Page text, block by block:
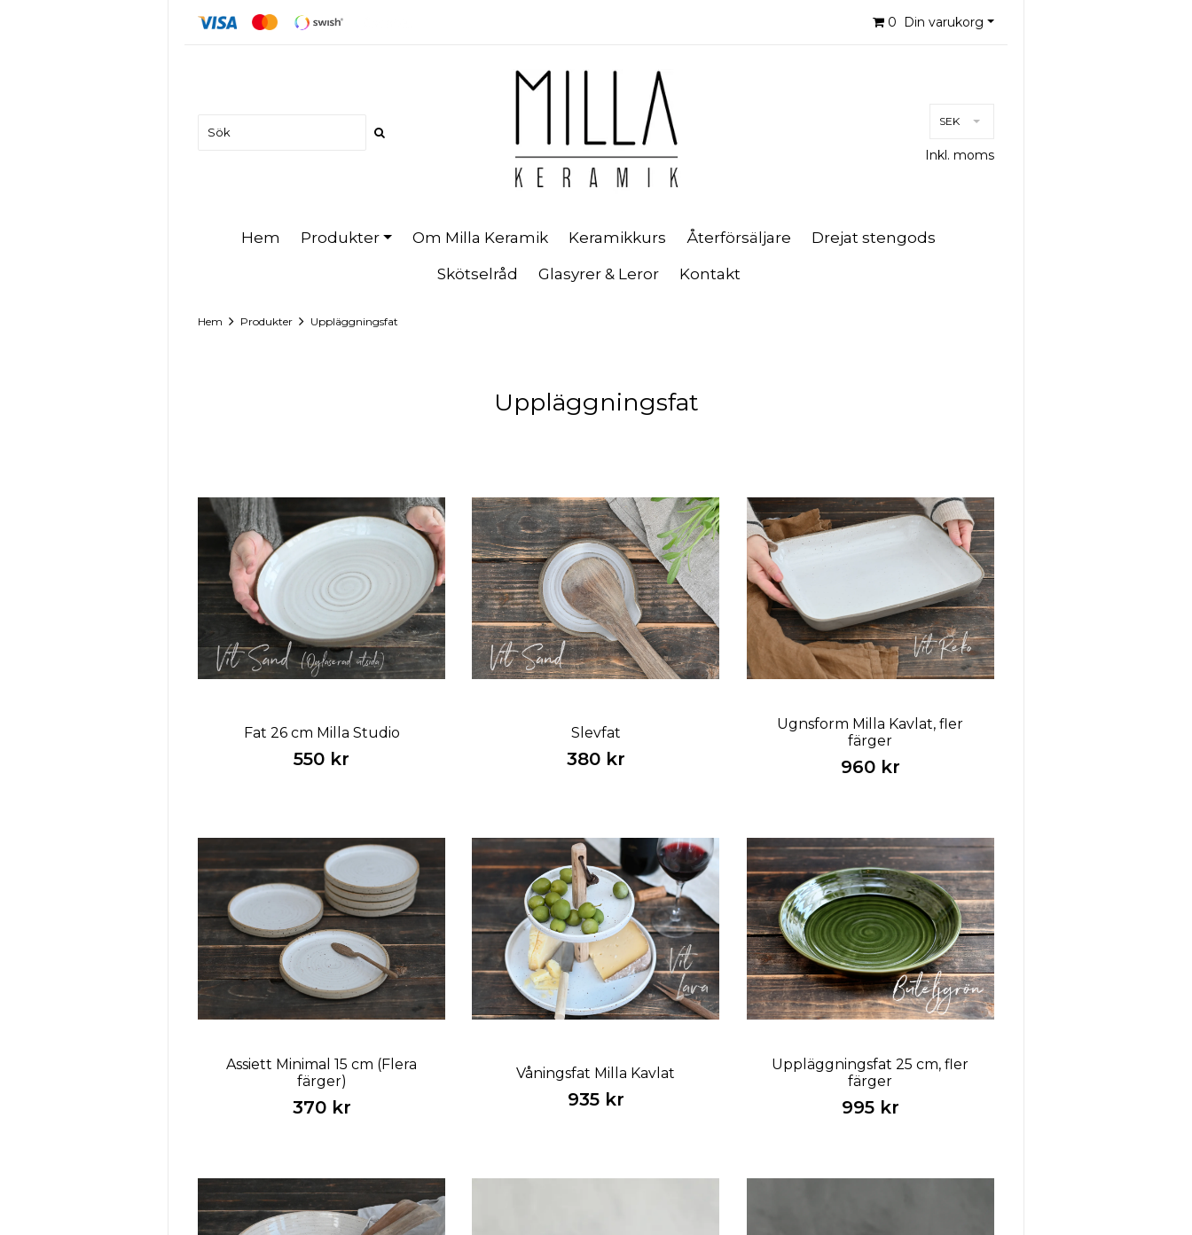
0 Din varukorg
SEK
Inkl. moms
Hem Produkter Om Milla Keramik Keramikkurs Återförsäljare Drejat stengods
Skötselråd Glasyrer & Leror Kontakt
Hem Produkter Uppläggningsfat
Uppläggningsfat
Fat 26 cm Milla Studio
550 kr
Slevfat
380 kr
Ugnsform Milla Kavlat, fler
färger
960 kr
Assiett Minimal 15 cm (Flera
färger)
370 kr
Våningsfat Milla Kavlat
935 kr
Uppläggningsfat 25 cm, fler
färger
995 kr